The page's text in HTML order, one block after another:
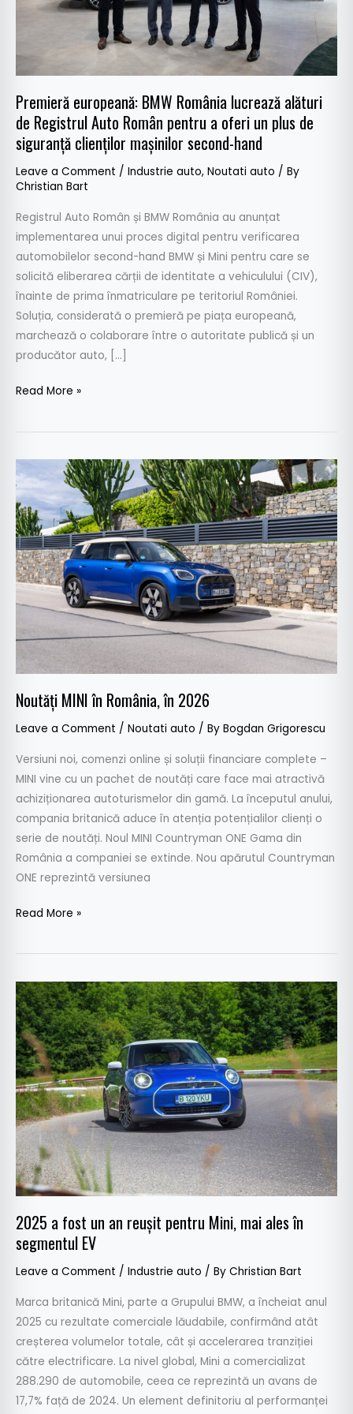
Premieră europeană: BMW România lucrează alături
de Registrul Auto Român pentru a oferi un plus de
siguranță clienților mașinilor second-hand
Leave a Comment / Industrie auto, Noutati auto / By
Christian Bart
Registrul Auto Român și BMW România au anunțat
implementarea unui proces digital pentru verificarea
automobilelor second-hand BMW și Mini pentru care se
solicită eliberarea cărții de identitate a vehiculului (CIV),
înainte de prima înmatriculare pe teritoriul României.
Soluția, considerată o premieră pe piața europeană,
marchează o colaborare între o autoritate publică și un
producător auto, […]
Registrul
oferi
un
plus
de
siguranță
mașinilor
second-
hand
Read More »
Noutăți MINI în România, în 2026
Leave a Comment / Noutati auto / By Bogdan Grigorescu
Versiuni noi, comenzi online și soluții financiare complete –
MINI vine cu un pachet de noutăți care face mai atractivă
achiziționarea autoturismelor din gamă. La începutul anului,
compania britanică aduce în atenția potențialilor clienți o
serie de noutăți. Noul MINI Countryman ONE Gama din
România a companiei se extinde. Nou apărutul Countryman
ONE reprezintă versiunea
MINI
în
România,
în
2026
Read More »
2025 a fost un an reușit pentru Mini, mai ales în
segmentul EV
Leave a Comment / Industrie auto / By Christian Bart
Marca britanică Mini, parte a Grupului BMW, a încheiat anul
2025 cu rezultate comerciale lăudabile, confirmând atât
creșterea volumelor totale, cât și accelerarea tranziției
către electrificare. La nivel global, Mini a comercializat
288.290 de automobile, ceea ce reprezintă un avans de
17,7% față de 2024. Un element definitoriu al performanței
2025
a
fost
un
an
reușit
pentru
Mini,
mai
ales
în
EV